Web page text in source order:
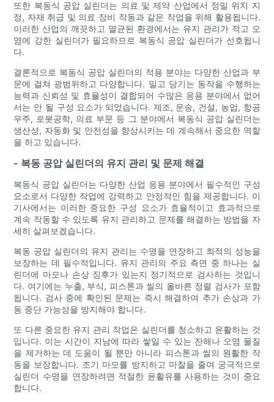
또한 복동식 공압 실린더는 의료 및 제약 산업에서 정밀 위치 지
정, 자재 취급 및 의료 장비 작동과 같은 작업을 위해 활용됩니다.
이러한 산업의 깨끗하고 멸균된 환경에서는 유지 관리가 적고 오
염에 강한 실린더가 필요하므로 복동식 공압 실린더가 선호됩니
다.
결론적으로 복동식 공압 실린더의 적용 분야는 다양한 산업과 부
문에 걸쳐 광범위하고 다양합니다. 밀고 당기는 동작을 수행하는
능력과 신뢰성 및 효율성이 결합되어 수많은 응용 분야에서 없어
서는 안 될 구성 요소가 되었습니다. 제조, 운송, 건설, 농업, 항공
우주, 로봇공학, 의료 부문 등 그 분야에서 복동식 공압 실린더는
생산성, 자동화 및 안전성을 향상시키는 데 계속해서 중요한 역할
을 하고 있습니다.
- 복동 공압 실린더의 유지 관리 및 문제 해결
복동식 공압 실린더는 다양한 산업 응용 분야에서 필수적인 구성
요소로서 다양한 작업에 강력하고 안정적인 힘을 제공합니다. 이
기사에서는 이러한 중요한 구성 요소가 효율적이고 효과적으로
계속 작동할 수 있도록 유지 관리하고 문제를 해결하는 방법을 자
세히 살펴보겠습니다.
복동 공압 실린더의 유지 관리는 수명을 연장하고 최적의 성능을
보장하는 데 필수적입니다. 유지 관리의 주요 측면 중 하나는 실
린더에 마모나 손상 징후가 있는지 정기적으로 검사하는 것입니
다. 여기에는 누출, 부식, 피스톤과 씰의 올바른 정렬 검사가 포함
됩니다. 검사 중에 확인된 문제는 즉시 해결하여 추가 손상과 가
동 중단 가능성을 방지해야 합니다.
또 다른 중요한 유지 관리 작업은 실린더를 청소하고 윤활하는 것
입니다. 이는 시간이 지남에 따라 쌓일 수 있는 잔해나 오염 물질
을 제거하는 데 도움이 될 뿐만 아니라 피스톤과 씰의 원활한 작
동을 보장합니다. 조기 마모를 방지하고 마찰을 줄여 궁극적으로
실린더 수명을 연장하려면 적절한 윤활유를 사용하는 것이 중요
합니다.